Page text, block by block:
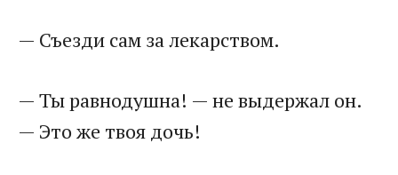
— Съезди сам за лекарством.
— Ты равнодушна! — не выдержал он.
— Это же твоя дочь!